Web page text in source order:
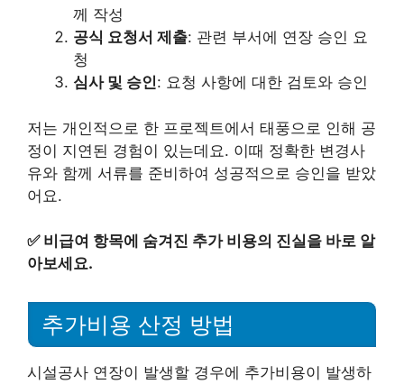
께 작성
공식 요청서 제출: 관련 부서에 연장 승인 요
청
심사 및 승인: 요청 사항에 대한 검토와 승인
저는 개인적으로 한 프로젝트에서 태풍으로 인해 공
정이 지연된 경험이 있는데요. 이때 정확한 변경사
유와 함께 서류를 준비하여 성공적으로 승인을 받았
어요.
✅ 비급여 항목에 숨겨진 추가 비용의 진실을 바로 알
아보세요.
추가비용 산정 방법
시설공사 연장이 발생할 경우에 추가비용이 발생하